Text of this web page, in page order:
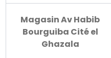
Magasin Av Habib
Bourguiba Cité el
Ghazala